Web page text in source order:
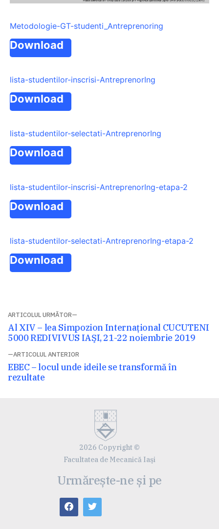
Metodologie-GT-studenti_Antreprenoring
Download
lista-studentilor-inscrisi-AntreprenorIng
Download
lista-studentilor-selectati-AntreprenorIng
Download
lista-studentilor-inscrisi-AntreprenorIng-etapa-2
Download
lista-studentilor-selectati-AntreprenorIng-etapa-2
Download
Navigare
în
articole
ARTICOLUL ANTERIOR
Articolul
anterior:
EBEC – locul unde ideile se transformă în
rezultate
ARTICOLUL URMĂTOR
Articolul
următor:
Al XIV – lea Simpozion Internaţional CUCUTENI
5000 REDIVIVUS IAŞI, 21-22 noiembrie 2019
2026 Copyright ©
Facultatea de Mecanică Iaşi
Urmărește-ne și pe